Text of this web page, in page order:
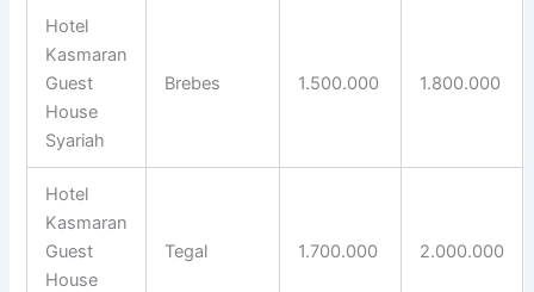
Hotel
Kasmaran
Guest
House
Syariah
Brebes 1.500.000 1.800.000
Hotel
Kasmaran
Guest
House
Tegal 1.700.000 2.000.000